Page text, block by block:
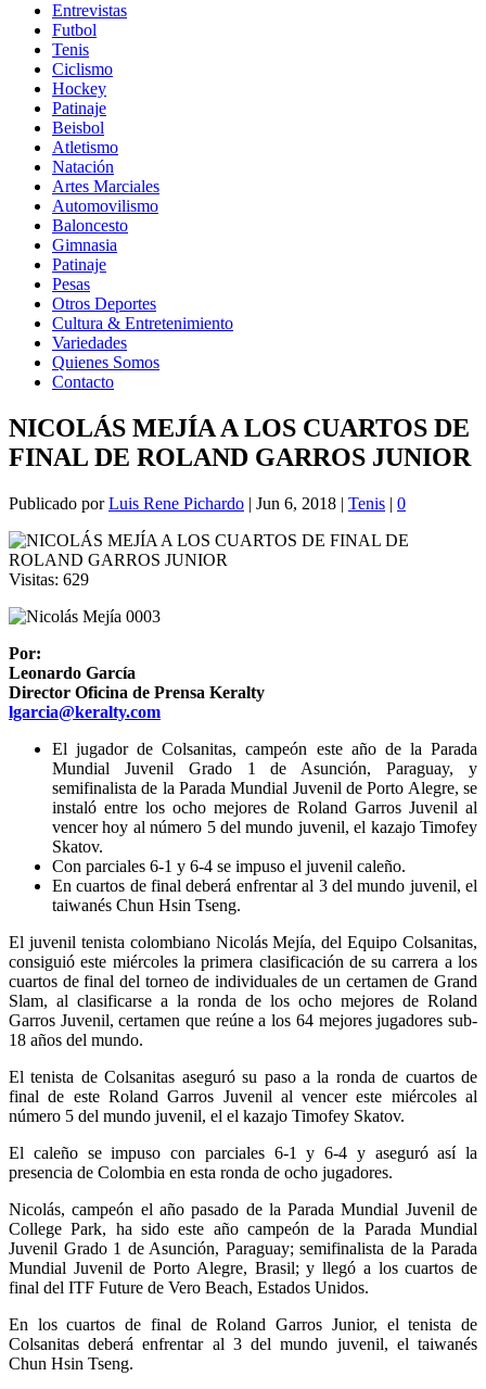
Entrevistas
Futbol
Tenis
Ciclismo
Hockey
Patinaje
Beisbol
Atletismo
Natación
Artes Marciales
Automovilismo
Baloncesto
Gimnasia
Patinaje
Pesas
Otros Deportes
Cultura & Entretenimiento
Variedades
Quienes Somos
Contacto
NICOLÁS MEJÍA A LOS CUARTOS DE
FINAL DE ROLAND GARROS JUNIOR
Publicado porLuis Rene Pichardo | Jun 6, 2018 | Tenis | 0
Visitas: 629
Por:
Leonardo García
Director Oficina de Prensa Keralty
lgarcia@keralty.com
El jugador de Colsanitas, campeón este año de la Parada
Mundial Juvenil Grado 1 de Asunción, Paraguay, y
semifinalista de la Parada Mundial Juvenil de Porto Alegre, se
instaló entre los ocho mejores de Roland Garros Juvenil al
vencer hoy al número 5 del mundo juvenil, el kazajo Timofey
Skatov.
Con parciales 6-1 y 6-4 se impuso el juvenil caleño.
En cuartos de final deberá enfrentar al 3 del mundo juvenil, el
taiwanés Chun Hsin Tseng.
El juvenil tenista colombiano Nicolás Mejía, del Equipo Colsanitas,
consiguió este miércoles la primera clasificación de su carrera a los
cuartos de final del torneo de individuales de un certamen de Grand
Slam, al clasificarse a la ronda de los ocho mejores de Roland
Garros Juvenil, certamen que reúne a los 64 mejores jugadores sub-
18 años del mundo.
El tenista de Colsanitas aseguró su paso a la ronda de cuartos de
final de este Roland Garros Juvenil al vencer este miércoles al
número 5 del mundo juvenil, el el kazajo Timofey Skatov.
El caleño se impuso con parciales 6-1 y 6-4 y aseguró así la
presencia de Colombia en esta ronda de ocho jugadores.
Nicolás, campeón el año pasado de la Parada Mundial Juvenil de
College Park, ha sido este año campeón de la Parada Mundial
Juvenil Grado 1 de Asunción, Paraguay; semifinalista de la Parada
Mundial Juvenil de Porto Alegre, Brasil; y llegó a los cuartos de
final del ITF Future de Vero Beach, Estados Unidos.
En los cuartos de final de Roland Garros Junior, el tenista de
Colsanitas deberá enfrentar al 3 del mundo juvenil, el taiwanés
Chun Hsin Tseng.